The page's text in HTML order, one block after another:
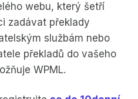
webu, který šetří
zadávat překlady
službám nebo
překladů do vašeho
WPML.